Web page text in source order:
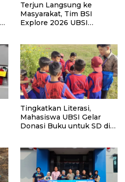
Terjun Langsung ke
Masyarakat, Tim BSI
Explore 2026 UBSI
Tingkatkan Literasi,
Mahasiswa UBSI Gelar
Donasi Buku untuk SD di